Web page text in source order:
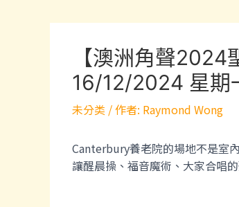
【澳洲角聲
16/12/2024 星期
未分类 / 作者: Raymond Wong
Canterbury養老院的場地不是室
讓醒晨操、福音魔術、大家合唱